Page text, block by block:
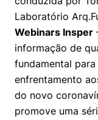
Sustentabilidade
Tecnologia e Dados
Laboratório
Webinars Insper
informação de
fundamental
enfrentamento
do novo
promove uma